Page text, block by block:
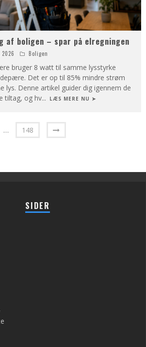
af boligen – spar på elregningen
Boligen
bruger 8 watt til samme lysstyrke
Det er op til 85% mindre strøm
lys. Denne artikel guider dig igennem de
tiltag, og hv... LÆS MERE NU ➤
… 148
SIDER